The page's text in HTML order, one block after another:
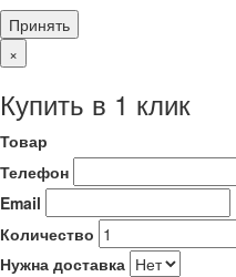
Принять
×
Купить в 1 клик
Товар
Телефон
Email
Количество
Нужна доставка